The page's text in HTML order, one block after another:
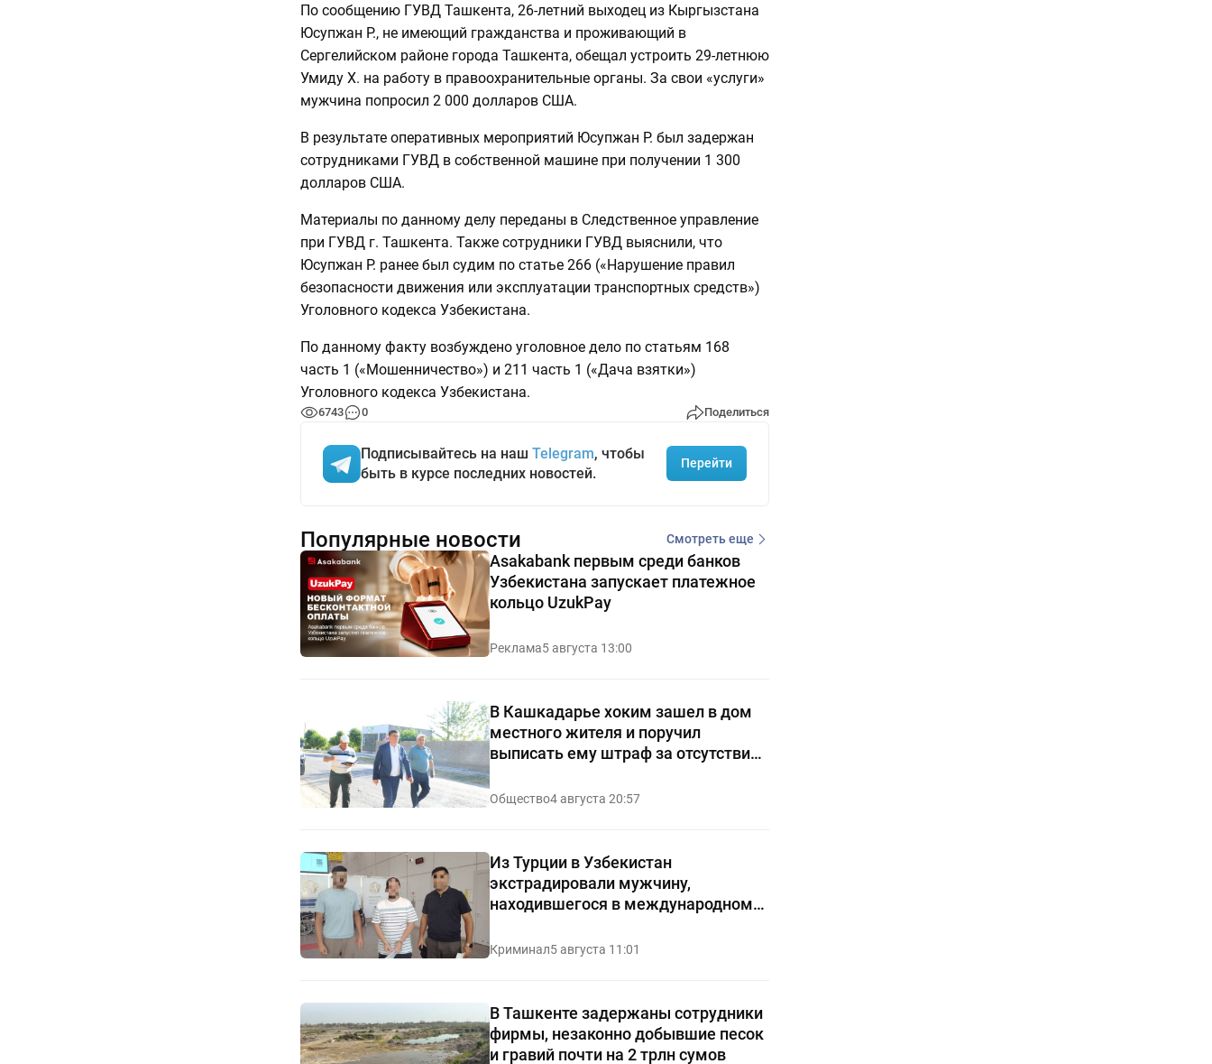
По сообщению ГУВД Ташкента, 26-летний выходец из Кыргызстана
Юсупжан Р., не имеющий гражданства и проживающий в
Сергелийском районе города Ташкента, обещал устроить 29-летнюю
Умиду Х. на работу в правоохранительные органы. За свои «услуги»
мужчина попросил 2 000 долларов США.
В результате оперативных мероприятий Юсупжан Р. был задержан
сотрудниками ГУВД в собственной машине при получении 1 300
долларов США.
Материалы по данному делу переданы в Следственное управление
при ГУВД г. Ташкента. Также сотрудники ГУВД выяснили, что
Юсупжан Р. ранее был судим по статье 266 («Нарушение правил
безопасности движения или эксплуатации транспортных средств»)
Уголовного кодекса Узбекистана.
По данному факту возбуждено уголовное дело по статьям 168
часть 1 («Мошенничество») и 211 часть 1 («Дача взятки»)
Уголовного кодекса Узбекистана.
6743 0 Поделиться
Подписывайтесь на наш Telegram, чтобы
быть в курсе последних новостей.
Перейти
Популярные новости Смотреть еще
Asakabank первым среди банков
Узбекистана запускает платежное
кольцо UzukPay
Реклама5 августа 13:00
В Кашкадарье хоким зашел в дом
местного жителя и поручил
выписать ему штраф за отсутствие
чистоты — видео
Общество4 августа 20:57
Из Турции в Узбекистан
экстрадировали мужчину,
находившегося в международном
Криминал5 августа 11:01
В Ташкенте задержаны сотрудники
фирмы, незаконно добывшие песок
и гравий почти на 2 трлн сумов